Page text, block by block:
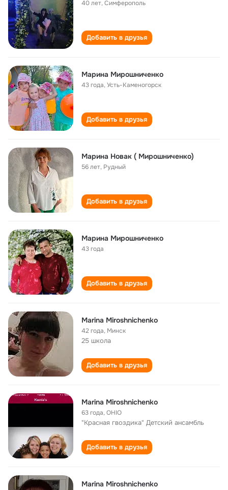
40 лет,Симферополь
Добавить в друзья
Марина Мирошниченко
43 года,Усть-Каменогорск
Добавить в друзья
Марина Новак ( Мирошниченко)
56 лет, Рудный
Добавить в друзья
Марина Мирошниченко
43 года
Добавить в друзья
Marina Miroshnichenko
42 года, Минск
25 школа
Добавить в друзья
Marina Miroshnichenko
63 года,OHIO
"Красная гвоздика" Детский ансамбль
Добавить в друзья
Marina Miroshnichenko